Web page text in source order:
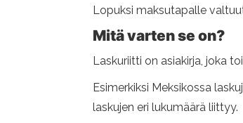
Lopuksi maksutapalle
Mitä varten se on?
Laskuriitti on asiakirja, joka
Esimerkiksi Meksikossa
laskujen eri lukumäärä liittyy.